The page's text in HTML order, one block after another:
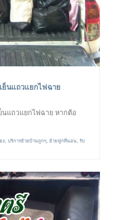
ย็นแถวแยกไฟฉาย
นแถวแยกไฟฉาย หากต้อ
ง บริการย้ายบ้านถูกๆ ย้ายฟูกที่นอน รับ